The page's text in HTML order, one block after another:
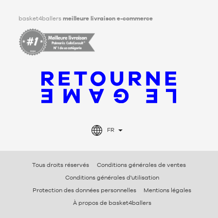
FR
basket4ballers meilleure livraison e-commerce
Tous droits réservés
Conditions générales de ventes
Conditions générales d'utilisation
Protection des données personnelles
Mentions légales
À propos de basket4ballers